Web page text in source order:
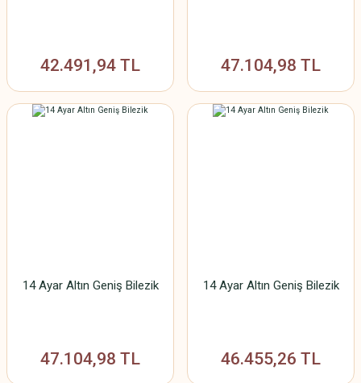
42.491,94 TL 47.104,98 TL
14 Ayar Altın Geniş Bilezik
47.104,98 TL
14 Ayar Altın Geniş Bilezik
46.455,26 TL